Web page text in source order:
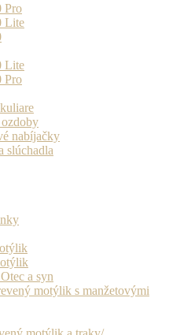
Pro
Lite
Lite
Pro
nabíjačky
slúchadla
a syn
motýlik s manžetovými